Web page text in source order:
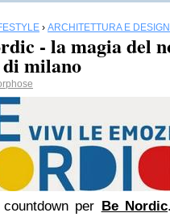
› ARCHITETTURA E DESIGN
- la magia del
milano
per Be Nordic